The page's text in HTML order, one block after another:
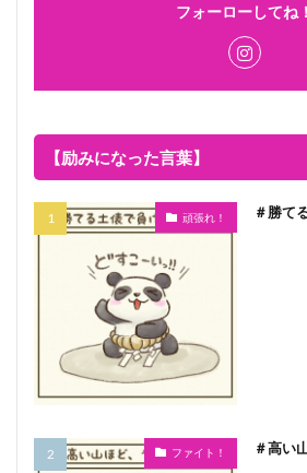
フォーローしてね！
【励みになった言葉】
頑張れ！ ＃勝て
ファイト！ ＃高い